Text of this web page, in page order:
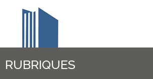
RUBRIQUES
Nationale Culture et Bibliothèques Pour Tous